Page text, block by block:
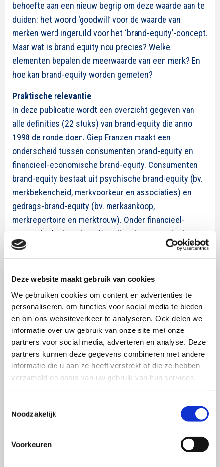
Deze website maakt gebruik van cookies
We gebruiken cookies om content en advertenties te
personaliseren, om functies voor social media te bieden
en om ons websiteverkeer te analyseren. Ook delen we
informatie over uw gebruik van onze site met onze
partners voor social media, adverteren en analyse. Deze
partners kunnen deze gegevens combineren met andere
informatie die u aan ze heeft verstrekt of die ze hebben
verzameld op basis van uw gebruik van hun services.
Noodzakelijk
Voorkeuren
behoefte aan een nieuw begrip om deze waarde aan te
duiden: het woord ‘goodwill’ voor de waarde van
merken werd ingeruild voor het ‘brand-equity’-concept.
Maar wat is brand equity nou precies? Welke
elementen bepalen de meerwaarde van een merk? En
hoe kan brand-equity worden gemeten?
Praktische relevantie
In deze publicatie wordt een overzicht gegeven van
alle definities (22 stuks) van brand-equity die anno
1998 de ronde doen. Giep Franzen maakt een
onderscheid tussen consumenten brand-equity en
financieel-economische brand-equity. Consumenten
brand-equity bestaat uit psychische brand-equity (bv.
merkbekendheid, merkvoorkeur en associaties) en
gedrags-brand-equity (bv. merkaankoop,
merkrepertoire en merktrouw). Onder financieel-
economische brand-equity vallen de economische
prestaties van het merk op de markt (bv.
distributiegraad, meerprijs, afzet en marktaandeel).
Er wordt in dit onderzoek steeds zoveel mogelijk
aangegeven waarin succesvolle merken zich
onderscheiden van minder succesvolle merken,
waardoor uiteindelijk een inventarisatie van alle
karakteristieken van een sterk merk kan worden
gemaakt. Met betrekking tot psychische brand-equity
heeft een sterk merk: grote bekendheid, duidelijke
product betekenissen, onderscheidende symbolische
betekenissen, een hoge waargenomen kwaliteit,
verankerde gebruikers en aantrekkelijkheid voor niet-
gebruikers. De gedragsbrand-equity van een sterk
instroom, weinig afvallers, hoge merktrouwgraad en